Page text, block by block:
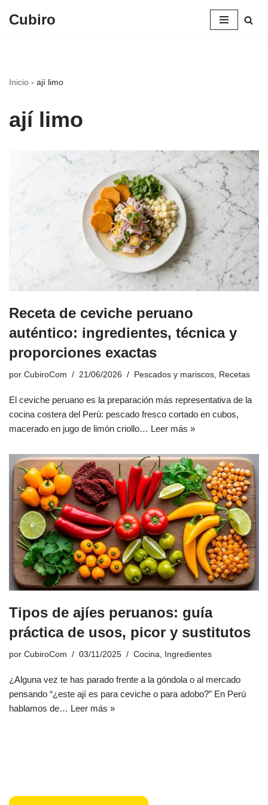
Cubiro
Inicio - ají limo
ají limo
Receta de ceviche peruano
auténtico: ingredientes, técnica y
proporciones exactas
por CubiroCom 21/06/2026 Pescados y mariscos, Recetas
El ceviche peruano es la preparación más representativa de la
cocina costera del Perú: pescado fresco cortado en cubos,
macerado en jugo de limón criollo… Leer más »
Tipos de ajíes peruanos: guía
práctica de usos, picor y sustitutos
por CubiroCom 03/11/2025 Cocina, Ingredientes
¿Alguna vez te has parado frente a la góndola o al mercado
pensando “¿este ají es para ceviche o para adobo?” En Perú
hablamos de… Leer más »